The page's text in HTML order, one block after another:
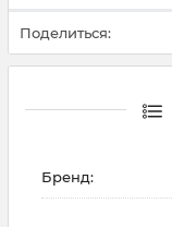
Поделиться:
Бренд: